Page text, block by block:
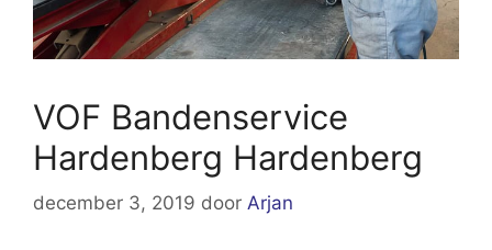
VOF Bandenservice
Hardenberg Hardenberg
december 3, 2019 door Arjan